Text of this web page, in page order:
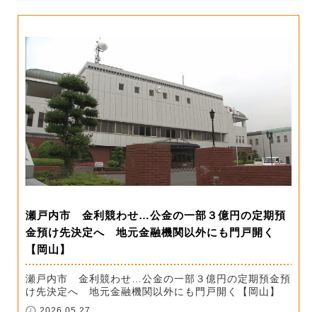
瀬戸内市 金利競わせ…公金の一部３億円の定期預
金預け先決定へ 地元金融機関以外にも門戸開く
【岡山】
瀬戸内市 金利競わせ…公金の一部３億円の定期預金預
け先決定へ 地元金融機関以外にも門戸開く【岡山】